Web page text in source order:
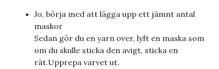
Jo, börja med att lägga upp ett jämnt antal
maskor
Sedan gör du en yarn over, lyft en maska som
om du skulle sticka den avigt, sticka en
rät.Upprepa varvet ut.